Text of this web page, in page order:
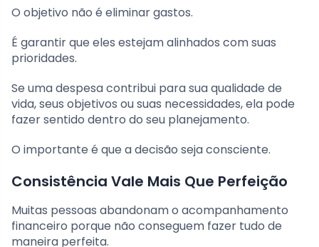
O objetivo não é eliminar gastos.
É garantir que eles estejam alinhados com suas
prioridades.
Se uma despesa contribui para sua qualidade de
vida, seus objetivos ou suas necessidades, ela pode
fazer sentido dentro do seu planejamento.
O importante é que a decisão seja consciente.
Consistência Vale Mais Que Perfeição
Muitas pessoas abandonam o acompanhamento
financeiro porque não conseguem fazer tudo de
maneira perfeita.